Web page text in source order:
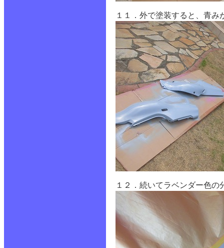
１１．外で塗装すると、青
１２．続いてラベンダー色の